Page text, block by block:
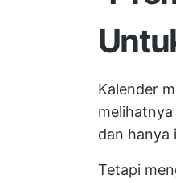
Kalender
dan hanya
Tetapi